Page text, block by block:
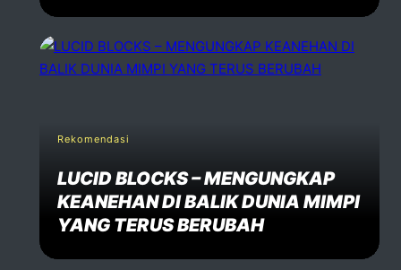
Rekomendasi
LUCID BLOCKS – MENGUNGKAP
KEANEHAN DI BALIK DUNIA MIMPI
YANG TERUS BERUBAH